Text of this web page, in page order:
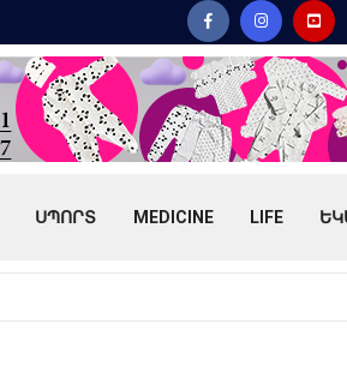
ՍՊՈՐՏ MEDICINE LIFE